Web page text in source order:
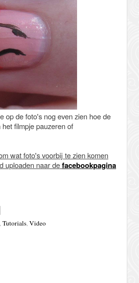
op de foto's nog even zien hoe de
filmpje pauzeren of
wat foto's voorbij te zien komen
uploaden naar defacebookpagina
,Tutorials,Video